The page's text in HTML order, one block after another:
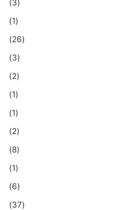
(3)
(1)
(26)
(3)
(2)
(1)
(1)
(2)
(8)
(1)
(6)
(37)